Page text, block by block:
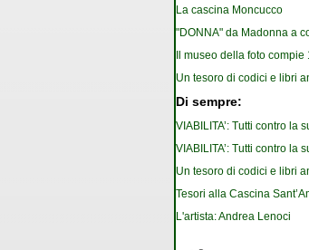
La cascina Moncucco
"DONNA" da Madonna a
Il museo della foto compie
Un tesoro di codici e libri
Di sempre:
VIABILITA’: Tutti contro la
VIABILITA’: Tutti contro la
Un tesoro di codici e libri
Tesori alla Cascina
L'artista: Andrea Lenoci